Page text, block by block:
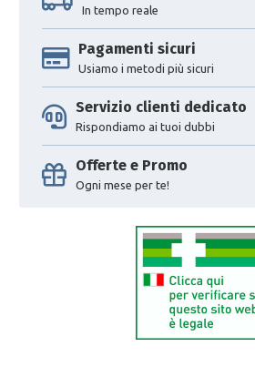
In tempo reale
Pagamenti sicuri
Usiamo i metodi più sicuri
Servizio clienti dedicato
Rispondiamo ai tuoi dubbi
Offerte e Promo
Ogni mese per te!